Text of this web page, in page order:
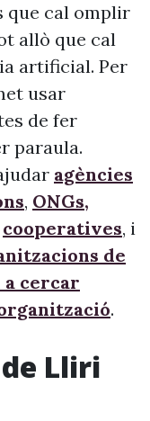
que cal omplir
allò que cal
artificial. Per
usar
de fer
paraula.
agències
, ONGs,
cooperatives, i
de
a cercar
.
Lliri